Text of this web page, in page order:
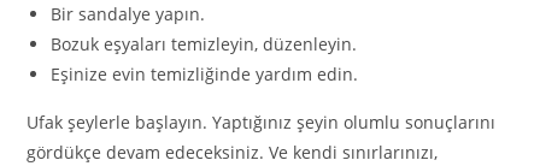
Bir sandalye yapın.
Bozuk eşyaları temizleyin, düzenleyin.
Eşinize evin temizliğinde yardım edin.
Ufak şeylerle başlayın. Yaptığınız şeyin olumlu sonuçlarını
gördükçe devam edeceksiniz. Ve kendi sınırlarınızı,